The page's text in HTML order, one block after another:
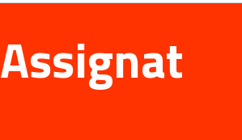
Assignat